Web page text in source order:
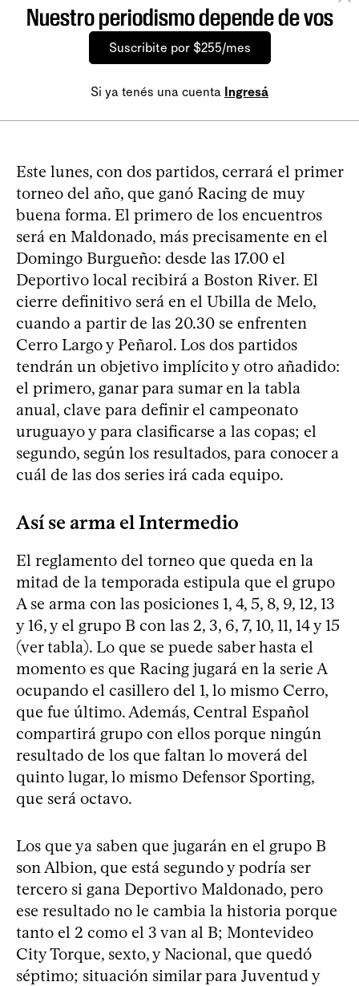
Nuestro periodismo depende de vos
Suscribite por $255/mes
Si ya tenés una cuenta Ingresá
Este lunes, con dos partidos, cerrará el primer
torneo del año, que ganó Racing de muy
buena forma. El primero de los encuentros
será en Maldonado, más precisamente en el
Domingo Burgueño: desde las 17.00 el
Deportivo local recibirá a Boston River. El
cierre definitivo será en el Ubilla de Melo,
cuando a partir de las 20.30 se enfrenten
Cerro Largo y Peñarol. Los dos partidos
tendrán un objetivo implícito y otro añadido:
el primero, ganar para sumar en la tabla
anual, clave para definir el campeonato
uruguayo y para clasificarse a las copas; el
segundo, según los resultados, para conocer a
cuál de las dos series irá cada equipo.
Así se arma el Intermedio
El reglamento del torneo que queda en la
mitad de la temporada estipula que el grupo
A se arma con las posiciones 1, 4, 5, 8, 9, 12, 13
y 16, y el grupo B con las 2, 3, 6, 7, 10, 11, 14 y 15
(ver tabla). Lo que se puede saber hasta el
momento es que Racing jugará en la serie A
ocupando el casillero del 1, lo mismo Cerro,
que fue último. Además, Central Español
compartirá grupo con ellos porque ningún
resultado de los que faltan lo moverá del
quinto lugar, lo mismo Defensor Sporting,
que será octavo.
Los que ya saben que jugarán en el grupo B
son Albion, que está segundo y podría ser
tercero si gana Deportivo Maldonado, pero
ese resultado no le cambia la historia porque
tanto el 2 como el 3 van al B; Montevideo
City Torque, sexto, y Nacional, que quedó
séptimo; situación similar para Juventud y